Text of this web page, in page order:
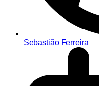
Sebastião Ferreira